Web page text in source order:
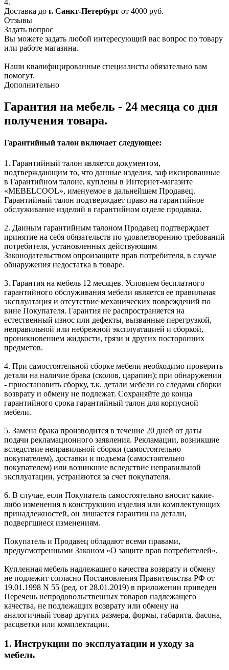
4.
Доставка до г. Санкт-Петербург от 4000 руб.
Отзывы
Задать вопрос
Вы можете задать любой интересующий вас вопрос по товару
или работе магазина.
Наши квалифицированные специалисты обязательно вам
помогут.
Дополнительно
Гарантия на мебель - 24 месяца со дня
получения товара.
Гарантийный талон включает следующее:
1. Гарантийный талон является документом,
подтверждающим то, что данные изделия, заф иксированные
в Гарантийном талоне, куплены в Интернет-магазите
«MEBELCOOL», именуемое в дальнейшем Продавец.
Гарантийный талон подтверждает право на гарантийное
обслуживание изделий в гарантийном отделе продавца.
2. Данным гарантийным талоном Продавец подтверждает
принятие на себя обязательств по удовлетворению требований
потребителя, установленных действующим
Законодательством опроизащите прав потребителя, в случае
обнаружения недостатка в товаре.
3. Гарантия на мебель 12 месяцев. Условием бесплатного
гарантийного обслуживания мебели является ее правильная
эксплуатация и отсутствие механических повреждений по
вине Покупателя. Гарантия не распространяется на
естественный износ или дефекты, вызванные перегрузкой,
неправильной или небрежной эксплуатацией и сборкой,
проникновением жидкости, грязи и других посторонних
предметов.
4. При самостоятельной сборке мебели необходимо проверить
детали на наличие брака (сколов, царапин); при обнаружении
- приостановить сборку, т.к. детали мебели со следами сборки
возврату и обмену не подлежат. Сохраняйте до конца
гарантийного срока гарантийный талон для корпусной
мебели.
5. Замена брака производится в течение 20 дней от даты
подачи рекламационного заявления. Рекламации, возникшие
вследствие неправильной сборки (самостоятельно
покупателем), доставки и подъема (самостоятельно
покупателем) или возникшие вследствие неправильной
эксплуатации, устраняются за счет покупателя.
6. В случае, если Покупатель самостоятельно вносит какие-
либо изменения в конструкцию изделия или комплектующих
принадлежностей, он лишается гарантии на детали,
подвергшиеся изменениям.
Покупатель и Продавец обладают всеми правами,
предусмотренными Законом «О защите прав потребителей».
Купленная мебель надлежащего качества возврату и обмену
не подлежит согласно Постановления Правительства РФ от
19.01.1998 N 55 (ред. от 28.01.2019) в приложении приведен
Перечень непродовольственных товаров надлежащего
качества, не подлежащих возврату или обмену на
аналогичный товар других размера, формы, габарита, фасона,
расцветки или комплектации.
1. Инструкции по эксплуатации и уходу за
мебель